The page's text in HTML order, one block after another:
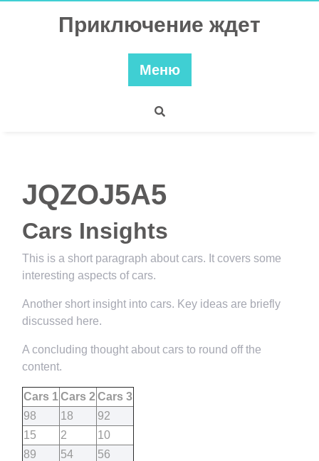
Приключение ждет
Меню
JQZOJ5A5
Cars Insights
This is a short paragraph about cars. It covers some
interesting aspects of cars.
Another short insight into cars. Key ideas are briefly
discussed here.
A concluding thought about cars to round off the
content.
Cars 1Cars 2 Cars 3
98
18
92
15
2
10
89
54
56